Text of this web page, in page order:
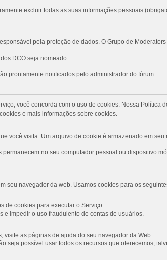
excluir todas as suas informações pessoais
pela proteção de dados. O Grupo de
DCO seja nomeado.
prontamente notificados pelo administrador do fórum.
você concorda com o uso de cookies. Nossa
e mais informações sobre cookies.
você visita. Um arquivo de cookie é armazenado em
no seu computador pessoal ou dispositivo
seu navegador da web. Usamos cookies para os
de cookies para executar o Serviço.
e impedir o uso fraudulento de contas de usuários.
visite as páginas de ajuda do seu navegador da Web.
seja possível usar todos os recursos que oferecemos,